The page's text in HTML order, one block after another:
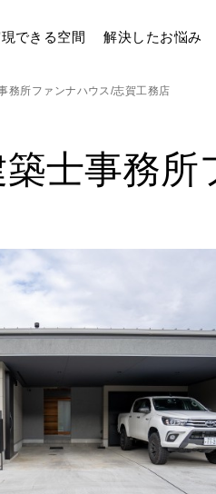
できる空間 解決したお悩み
務所ファンナハウス/志賀工務店
築士事務